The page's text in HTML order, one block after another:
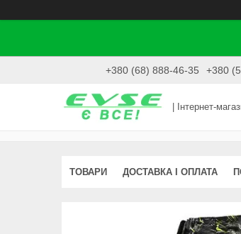
+380 (68) 888-46-35 +380
| Інтернет-
ТОВАРИ ДОСТАВКА І ОПЛАТА